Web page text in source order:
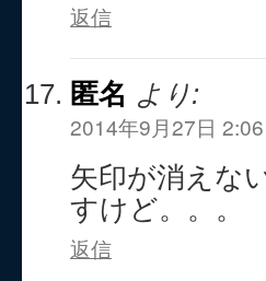
返信
匿名 より:
2014年9月27日
矢印が消えな
すけど。。。
返信